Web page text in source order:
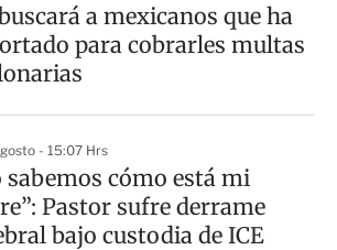
a mexicanos que ha
para cobrarles multas
- 15:07 Hrs
sabemos cómo está mi
Pastor sufre derrame
bajo custodia de ICE